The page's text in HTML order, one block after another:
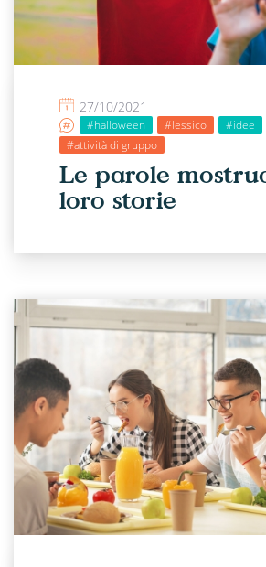
27/10/2021
#halloween #lessico
#idee
#attività di gruppo
Le parole
loro storie